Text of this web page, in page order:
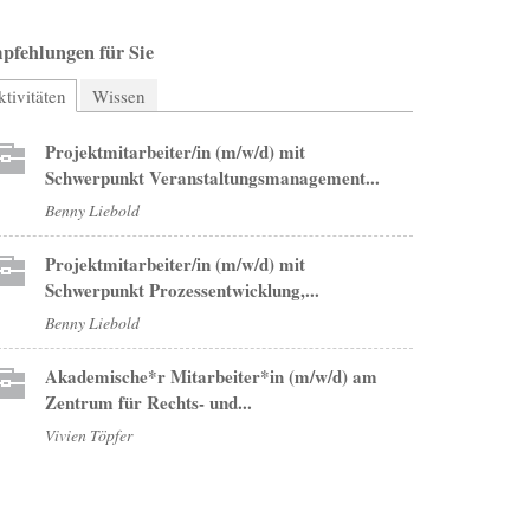
für Sie
(aktiver Reiter)
Wissen
Projektmitarbeiter/in (m/w/d) mit
Schwerpunkt Veranstaltungsmanagement...
Benny Liebold
Projektmitarbeiter/in (m/w/d) mit
Schwerpunkt Prozessentwicklung,...
Benny Liebold
Akademische*r Mitarbeiter*in (m/w/d) am
Zentrum für Rechts- und...
Vivien Töpfer